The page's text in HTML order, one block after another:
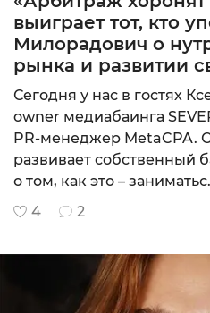
выиграет тот, кто
Милорадович о
рынка и развитии
Сегодня у нас в гостях
owner медиабаинга
PR-менеджер MetaCPA.
развивает собственный
о том, как это –
4
2